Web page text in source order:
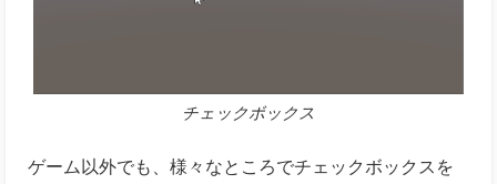
チェックボックス
ゲーム以外でも、様々なところでチェックボックスを